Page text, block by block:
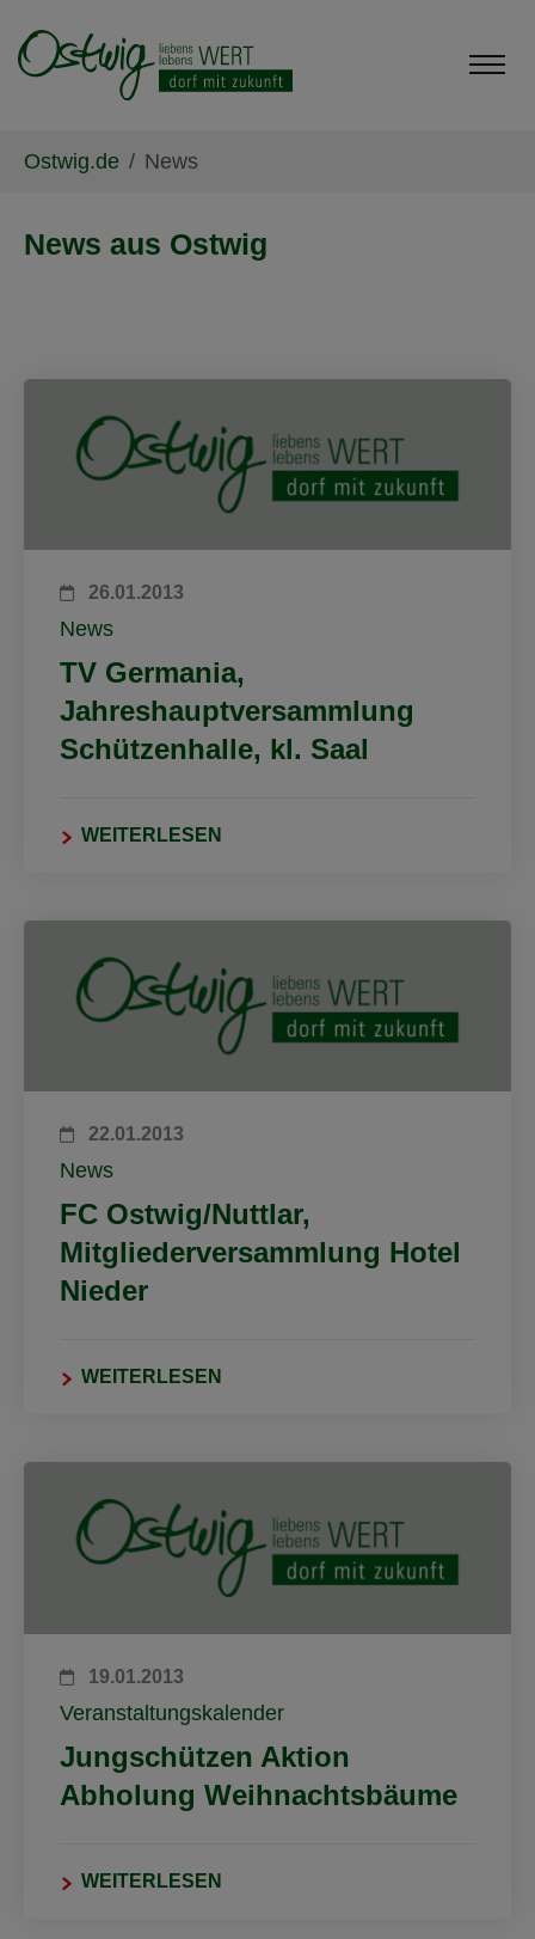
Ostwig.de News
News aus Ostwig
26.01.2013
News
TV Germania,
Jahreshauptversammlung
Schützenhalle, kl. Saal
WEITERLESEN
22.01.2013
News
FC Ostwig/Nuttlar,
Mitgliederversammlung Hotel
Nieder
WEITERLESEN
19.01.2013
Veranstaltungskalender
Jungschützen Aktion
Abholung Weihnachtsbäume
WEITERLESEN